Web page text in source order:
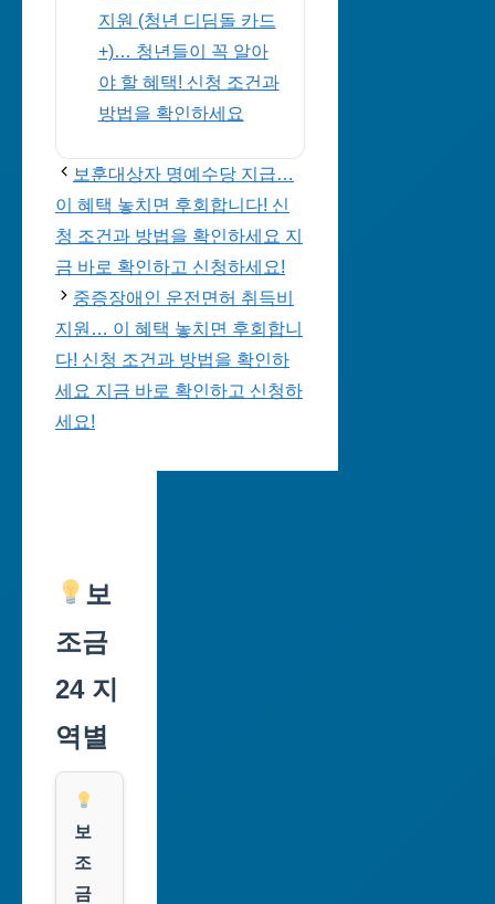
지원 (청년 디딤돌 카드
+)… 청년들이 꼭 알아
야 할 혜택! 신청 조건과
방법을 확인하세요
보훈대상자 명예수당 지급…
이 혜택 놓치면 후회합니다! 신
청 조건과 방법을 확인하세요 지
금 바로 확인하고 신청하세요!
중증장애인 운전면허 취득비
지원… 이 혜택 놓치면 후회합니
다! 신청 조건과 방법을 확인하
세요 지금 바로 확인하고 신청하
세요!
보
조금
24 지
역별
보
조
금